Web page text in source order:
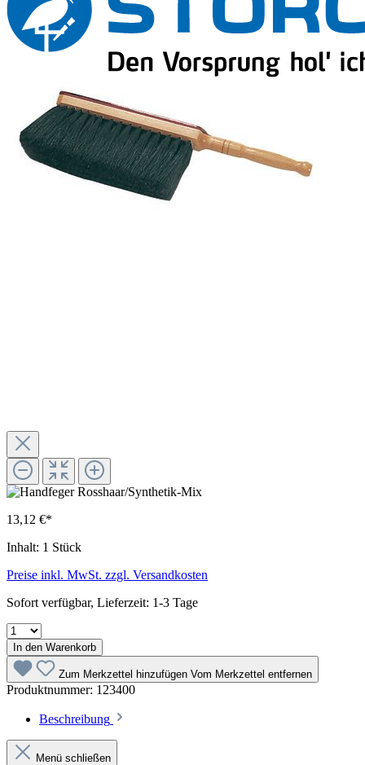
13,12 €*
Inhalt: 1 Stück
Preise inkl. MwSt. zzgl. Versandkosten
Sofort verfügbar, Lieferzeit: 1-3 Tage
In den Warenkorb
Zum Merkzettel hinzufügen Vom Merkzettel entfernen
Produktnummer: 123400
Beschreibung
Menü schließen